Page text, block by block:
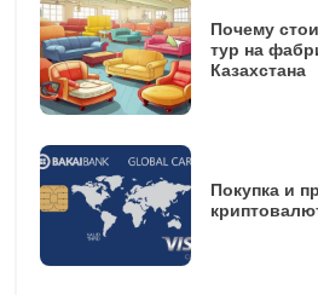
Почему
тур на
Казахстана
Покупка и